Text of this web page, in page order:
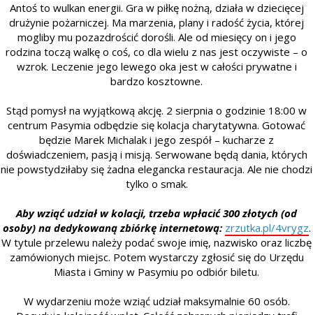
Antoś to wulkan energii. Gra w piłkę nożną, działa w dziecięcej
drużynie pożarniczej. Ma marzenia, plany i radość życia, której
mogliby mu pozazdrościć dorośli. Ale od miesięcy on i jego
rodzina toczą walkę o coś, co dla wielu z nas jest oczywiste – o
wzrok. Leczenie jego lewego oka jest w całości prywatne i
bardzo kosztowne.
Stąd pomysł na wyjątkową akcję. 2 sierpnia o godzinie 18:00 w
centrum Pasymia odbędzie się kolacja charytatywna. Gotować
będzie Marek Michalak i jego zespół – kucharze z
doświadczeniem, pasją i misją. Serwowane będą dania, których
nie powstydziłaby się żadna elegancka restauracja. Ale nie chodzi
tylko o smak.
Aby wziąć udział w kolacji, trzeba wpłacić 300 złotych (od
osoby) na dedykowaną zbiórkę internetową: zrzutka.pl/4vrygz.
W tytule przelewu należy podać swoje imię, nazwisko oraz liczbę
zamówionych miejsc. Potem wystarczy zgłosić się do Urzędu
Miasta i Gminy w Pasymiu po odbiór biletu.
W wydarzeniu może wziąć udział maksymalnie 60 osób.